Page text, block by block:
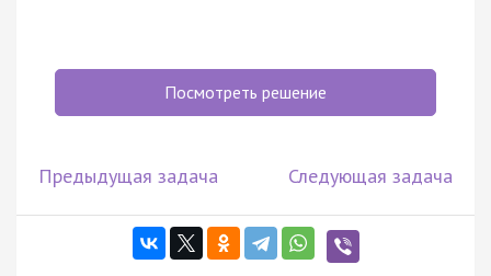
Посмотреть решение
Предыдущая задача Следующая задача